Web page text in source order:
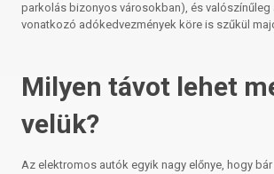
parkolás bizonyos városokban), és valószínűleg
vonatkozó adókedvezmények köre is szűkül
Milyen távot lehet
velük?
Az elektromos autók egyik nagy előnye, hogy